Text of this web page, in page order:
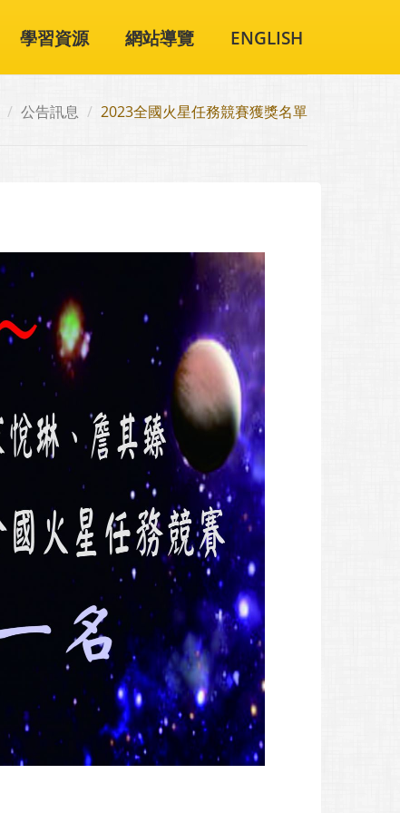
學習資源 網站導覽 ENGLISH
公告訊息 2023全國火星任務競賽獲獎名單